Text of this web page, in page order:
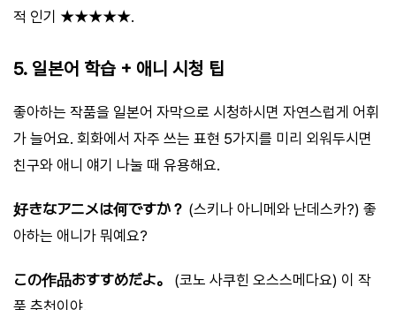
적 인기 ★★★★★.
5. 일본어 학습 + 애니 시청 팁
좋아하는 작품을 일본어 자막으로 시청하시면 자연스럽게 어휘
가 늘어요. 회화에서 자주 쓰는 표현 5가지를 미리 외워두시면
친구와 애니 얘기 나눌 때 유용해요.
好きなアニメは何ですか？ (스키나 아니메와 난데스카?) 좋
아하는 애니가 뭐예요?
この作品おすすめだよ。
(코노 사쿠힌 오스스메다요) 이 작
품 추천이야.